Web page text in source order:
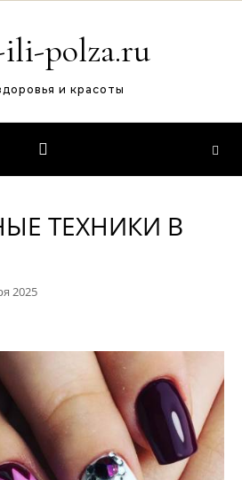
polza.ru
и красоты
ТЕХНИКИ В
2025